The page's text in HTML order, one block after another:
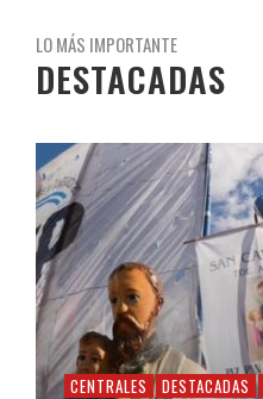
LO MÁS IMPORTANTE
DESTACADAS
CENTRALES DESTACADAS